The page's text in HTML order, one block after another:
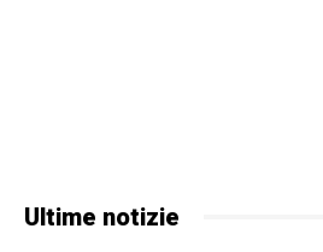
Ultime notizie